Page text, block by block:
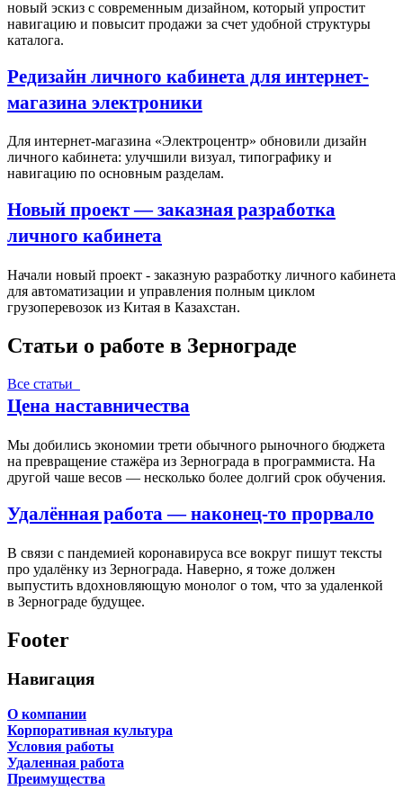
новый эскиз с современным дизайном, который упростит
навигацию и повысит продажи за счет удобной структуры
каталога.
Редизайн личного кабинета для интернет-
магазина электроники
Для интернет-магазина «Электроцентр» обновили дизайн
личного кабинета: улучшили визуал, типографику и
навигацию по основным разделам.
Новый проект — заказная разработка
личного кабинета
Начали новый проект - заказную разработку личного кабинета
для автоматизации и управления полным циклом
грузоперевозок из Китая в Казахстан.
Статьи о работе в Зернограде
Все статьи
Цена наставничества
Мы добились экономии трети обычного рыночного бюджета
на превращение стажёра из Зернограда в программиста. На
другой чаше весов — несколько более долгий срок обучения.
Удалённая работа — наконец-то прорвало
В связи с пандемией коронавируса все вокруг пишут тексты
про удалёнку из Зернограда. Наверно, я тоже должен
выпустить вдохновляющую монолог о том, что за удаленкой
в Зернограде будущее.
Footer
Навигация
О компании
Корпоративная культура
Условия работы
Удаленная работа
Преимущества